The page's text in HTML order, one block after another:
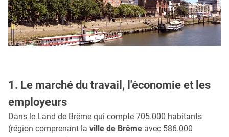
1. Le marché du travail, l'économie et les
employeurs
Dans le Land de Brême qui compte 705.000 habitants
(région comprenant la ville de Brême avec 586.000